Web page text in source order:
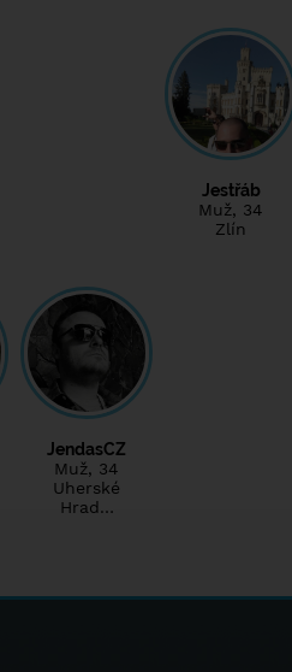
Jestřáb
Muž, 34
Zlín
JendasCZ
Muž, 34
Uherské
Hrad…